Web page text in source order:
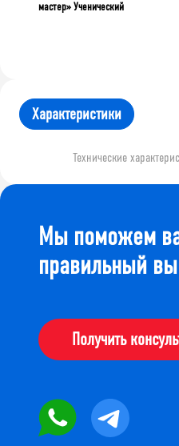
мастер» Ученический
Характеристики
Технические
Мы поможем
правильный
Получить